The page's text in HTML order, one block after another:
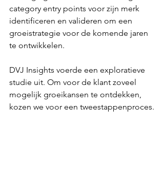
category entry points voor zijn merk
identificeren en valideren om een
groeistrategie voor de komende jaren
te ontwikkelen.
DVJ Insights voerde een exploratieve
studie uit. Om voor de klant zoveel
mogelijk groeikansen te ontdekken,
kozen we voor een tweestappenproces.